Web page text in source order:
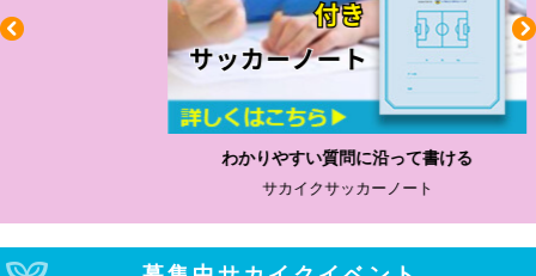
わかりやすい質問に沿って書ける
サカイクサッカーノート